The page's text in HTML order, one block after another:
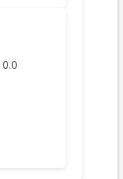
0.0